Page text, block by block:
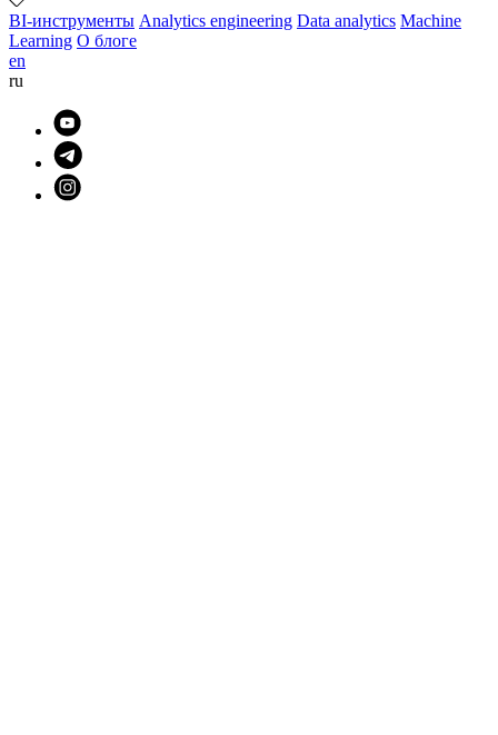
BI-инструменты Analytics engineering Data analytics Machine
Learning О блоге
en
ru